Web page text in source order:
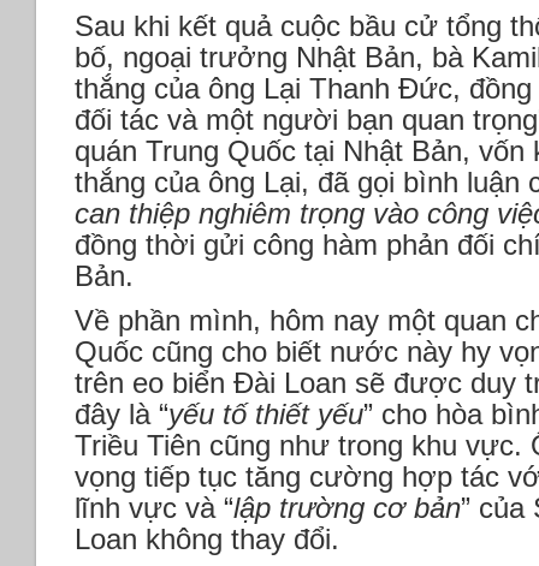
Sau khi kết quả cuộc bầu cử tổng
bố, ngoại trưởng Nhật Bản, bà
thắng của ông Lại Thanh Đức,
đối tác và một người bạn quan
quán Trung Quốc tại Nhật Bản,
thắng của ông Lại, đã gọi bình luận
can thiệp nghiêm trọng vào công
đồng thời gửi công hàm phản đối
Bản.
Về phần mình, hôm nay một quan
Quốc cũng cho biết nước này hy
trên eo biển Đài Loan sẽ được duy
đây là “yếu tố thiết yếu” cho hòa
Triều Tiên cũng như trong khu vực.
vọng tiếp tục tăng cường hợp tác
lĩnh vực và “lập trường cơ bản” của
Loan không thay đổi.